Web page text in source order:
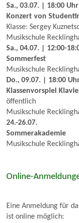
Sa., 03.07. | 18:00 Uhr
Konzert von
Klasse: Sergey
Musikschule
Sa., 04.07. | 12:00-
Sommerfest
Musikschule
Do., 09.07. | 18:00
Klassenvorspiel
öffentlich
Musikschule
24.-26.07.
Sommerakademie
Musikschule
Online-
Eine Anmeldung für
ist online möglich: